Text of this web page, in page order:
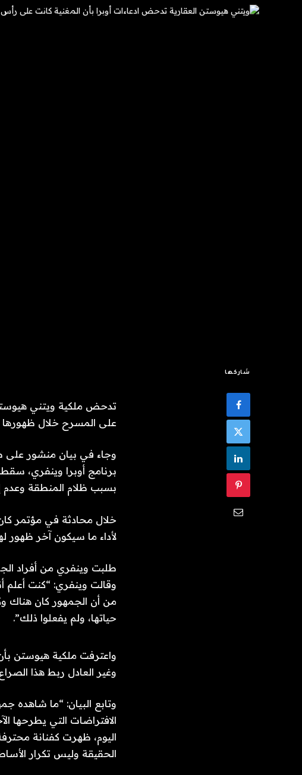
شاركها
تدحض ملكية ويتني
على المسرح خلال ظهورها
برنامج أوبرا وينفري،
بسبب ظلام المنطقة وعدم
خلال محادثة في مؤتمر
لأداء ما سيكون آخر
طلبت وينفري من أفراد
وقالت وينفري: “كنت
من أن الجمهور كان هناك
حياتها، ولم يفعلوا ذلك”.
واعترفت ملكية هيوستن
وغير العادل ربط هذا
وتابع البيان: “ما شاهده
الافتراضات التي يطرحها
اليوم، ظهرت كفنانة
الحقيقة وليس تكرار